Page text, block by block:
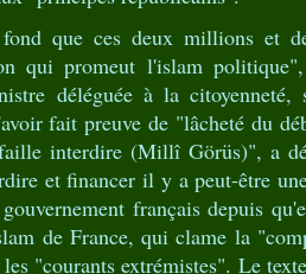
que ces deux millions et
qui promeut l'islam
déléguée à la
fait preuve de "lâcheté du
interdire (Millî Görüs)", a
et financer il y a peut-être
français depuis
de France, qui clame la
"courants extrémistes". Le